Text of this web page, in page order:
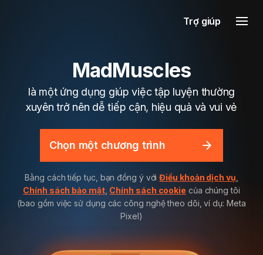
Trợ giúp
MadMuscles
là một ứng dụng giúp việc tập luyện thường
xuyên trở nên dễ tiếp cận, hiệu quả và vui vẻ
Chọn một chương trình
Bằng cách tiếp tục, bạn đồng ý vớiĐiều khoản dịch vụ
Chính sách bảo mật, Chính sách cookie của chúng tôi
(bao gồm việc sử dụng các công nghệ theo dõi, ví dụ: Meta
Pixel)